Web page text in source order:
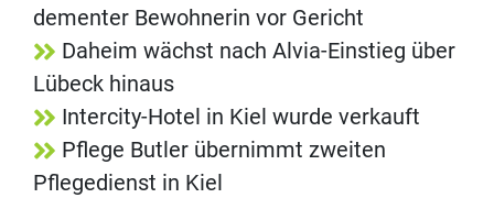
dementer Bewohnerin vor Gericht
Daheim wächst nach Alvia-Einstieg über
Lübeck hinaus
Intercity-Hotel in Kiel wurde verkauft
Pflege Butler übernimmt zweiten
Pflegedienst in Kiel